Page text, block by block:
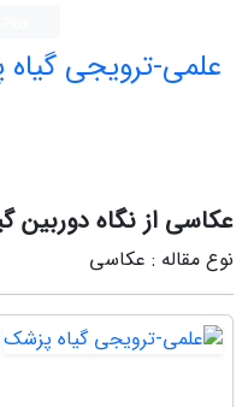
علمی-ترویجی
عکاسی از نگاه دوربین
نوع مقاله : عکاسی